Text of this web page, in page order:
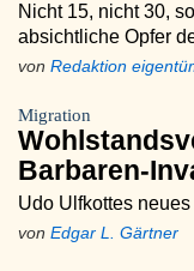
Nicht 15, nicht 30,
absichtliche Opfer
von Redaktion
Migration
Barbaren-
Udo Ulfkottes
von Edgar L. Gärtner